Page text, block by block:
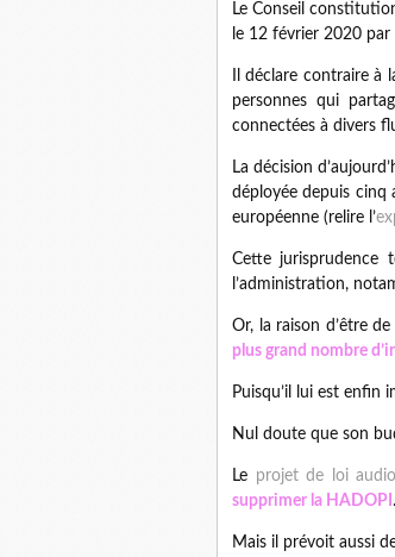
Le Conseil
le 12 février 2020
Il déclare contraire
personnes qui
connectées à divers
La décision
déployée depuis cinq
européenne (relire l’
Cette jurisprudence
l’administration,
Or, la raison d’être
plus grand nombre
Puisqu’il lui est enfin
Nul doute que son
Le projet de loi
supprimer la HADOPI .
Mais il prévoit aussi